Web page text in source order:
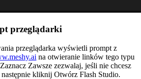
przeglądarki
przeglądarka wyświetli prompt z
na otwieranie linków tego typu
Zawsze zezwalaj, jeśli nie chcesz
kliknij Otwórz Flash Studio.